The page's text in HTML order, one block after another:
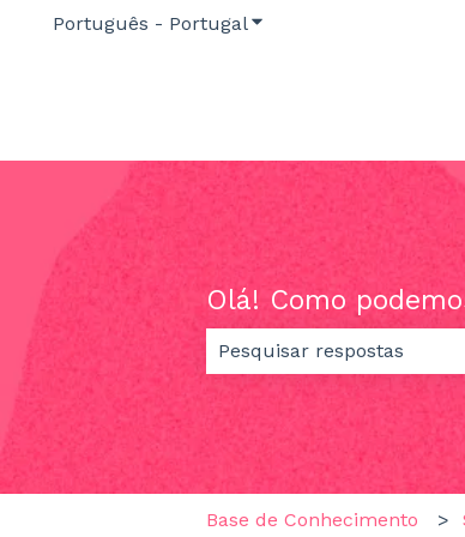
Português - PortugalMostrar submenu para
Olá! Como
Não existem sugestões
Base de Conhecimento